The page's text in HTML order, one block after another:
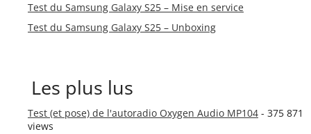
Test du Samsung Galaxy S25 – Mise en service
Test du Samsung Galaxy S25 – Unboxing
Les plus lus
Test (et pose) de l'autoradio Oxygen Audio MP104 - 375 871
views